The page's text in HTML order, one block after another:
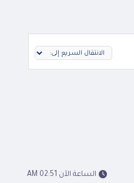
الساعة الآن 02:51 AM